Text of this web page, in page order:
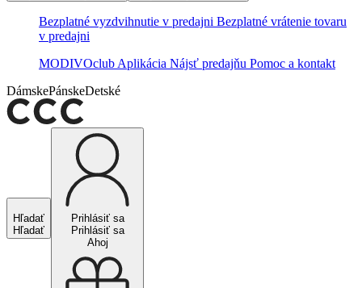
Bezplatné vyzdvihnutie v predajni Bezplatné vrátenie tovaru
v predajni
MODIVOclub Aplikácia Nájsť predajňu Pomoc a kontakt
DámskePánskeDetské
Hľadať
Hľadať
Prihlásiť sa
Prihlásiť sa
Ahoj